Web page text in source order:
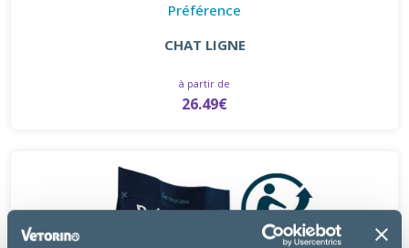
Préférence
CHAT LIGNE
à partir de
26.49€